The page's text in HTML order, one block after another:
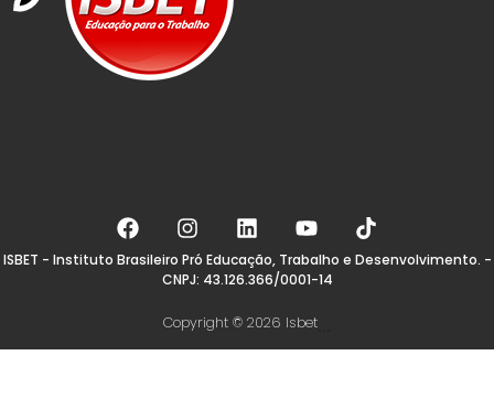
ISBET - Instituto Brasileiro Pró Educação, Trabalho e Desenvolvimento. -
CNPJ: 43.126.366/0001-14
Copyright © 2026 Isbet